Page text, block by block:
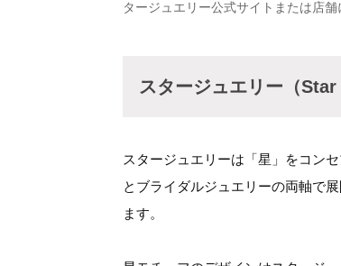
タージュエリー公式サイトまたは店舗
スタージュエリー（
スタージュエリーは「星」をコン
とブライダルジュエリーの両軸で
ます。